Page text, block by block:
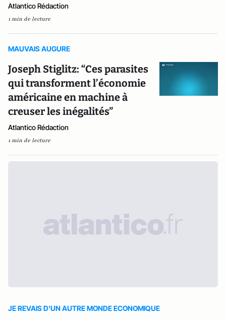
Atlantico Rédaction
1 min de lecture
MAUVAIS AUGURE
Joseph Stiglitz: “Ces parasites
qui transforment l’économie
américaine en machine à
creuser les inégalités”
Atlantico Rédaction
1 min de lecture
JE REVAIS D'UN AUTRE MONDE ECONOMIQUE